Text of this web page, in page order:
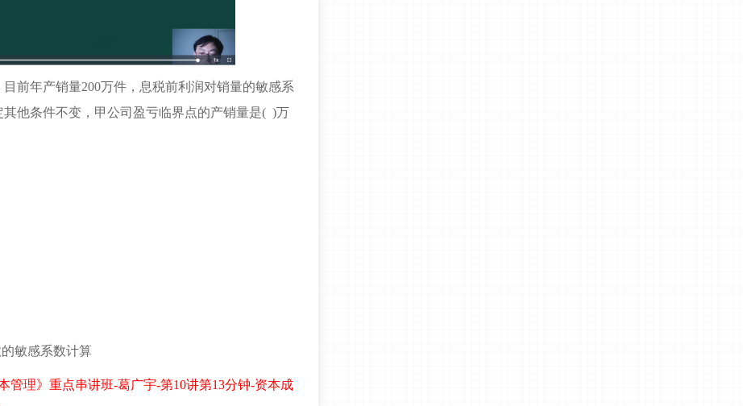
前年产销量200万件，息税前利润对销量的敏感系
他条件不变，甲公司盈亏临界点的产销量是( )万
的敏感系数计算
管理》重点串讲班-葛广宇-第10讲第13分钟-资本成